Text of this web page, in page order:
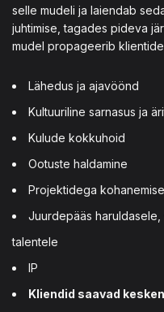
selle mudeli ja laiendab
juhtimise, tagades pideva
mudel propageerib
Lähedus ja ajavöönd
Kultuuriline sarnasus ja
Kulude kokkuhoid
Ootuste haldamine
Projektidega
Juurdepääs
talentele
IP
Kliendid saavad